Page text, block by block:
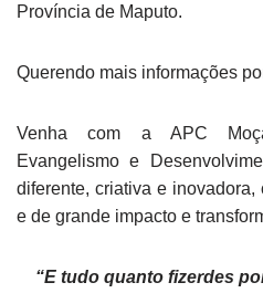
Província de Maputo.
Querendo mais informações
Venha com a APC
Evangelismo e
diferente, criativa e inovadora,
e de grande impacto e
“E tudo quanto fizerdes